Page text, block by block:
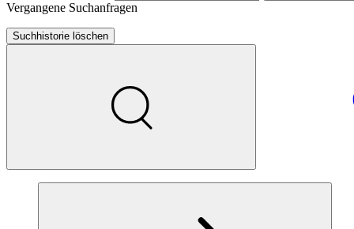
Vergangene Suchanfragen
Suchhistorie löschen